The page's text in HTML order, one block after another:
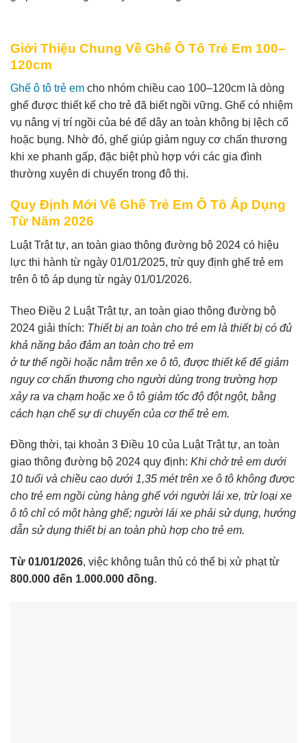
Giới Thiệu Chung Về Ghế Ô Tô Trẻ Em 100–
120cm
Ghế ô tô trẻ em cho nhóm chiều cao 100–120cm là dòng
ghế được thiết kế cho trẻ đã biết ngồi vững. Ghế có nhiệm
vụ nâng vị trí ngồi của bé để dây an toàn không bị lệch cổ
hoặc bụng. Nhờ đó, ghế giúp giảm nguy cơ chấn thương
khi xe phanh gấp, đặc biệt phù hợp với các gia đình
thường xuyên di chuyển trong đô thị.
Quy Định Mới Về Ghế Trẻ Em Ô Tô Áp Dụng
Từ Năm 2026
Luật Trật tự, an toàn giao thông đường bộ 2024 có hiệu
lực thi hành từ ngày 01/01/2025, trừ quy định ghế trẻ em
trên ô tô áp dụng từ ngày 01/01/2026.
Theo Điều 2 Luật Trật tự, an toàn giao thông đường bộ
2024 giải thích: Thiết bị an toàn cho trẻ em là thiết bị có đủ
khả năng bảo đảm an toàn cho trẻ em
ở tư thế ngồi hoặc nằm trên xe ô tô, được thiết kế để giảm
nguy cơ chấn thương cho người dùng trong trường hợp
xảy ra va chạm hoặc xe ô tô giảm tốc độ đột ngột, bằng
cách hạn chế sự di chuyển của cơ thể trẻ em.
Đồng thời, tại khoản 3 Điều 10 của Luật Trật tự, an toàn
giao thông đường bộ 2024 quy định: Khi chở trẻ em dưới
10 tuổi và chiều cao dưới 1,35 mét trên xe ô tô không được
cho trẻ em ngồi cùng hàng ghế với người lái xe, trừ loại xe
ô tô chỉ có một hàng ghế; người lái xe phải sử dụng, hướng
dẫn sử dụng thiết bị an toàn phù hợp cho trẻ em.
Từ 01/01/2026, việc không tuân thủ có thể bị xử phạt từ
800.000 đến 1.000.000 đồng.